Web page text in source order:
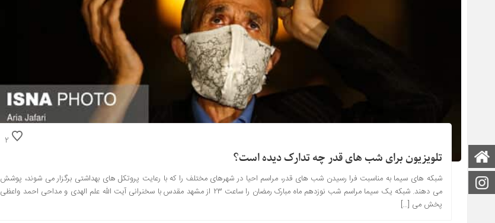
صفحه اصلی
اینستاگرام
2
تلویزیون برای شب های قدر چه تدارک دیده است؟
شبکه های سیما به مناسبت فرا رسیدن شب های قدر، مراسم احیا در شهرهای مختلف را که با رعایت پروتکل های بهداشتی برگزار می شوند، پوشش
می دهند. شبکه یک سیما مراسم شب نوزدهم ماه مبارک رمضان را ساعت ۲۳ از مشهد مقدس با سخنرانی آیت الله علم الهدی و مداحی احمد واعظی
پخش می […]